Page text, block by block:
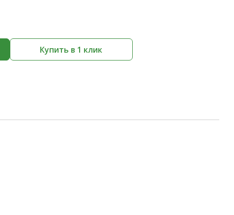
Купить в 1 клик